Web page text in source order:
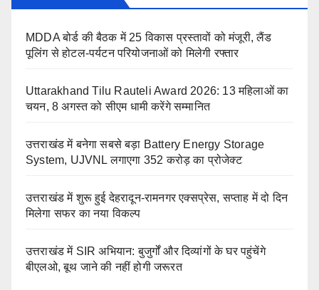
MDDA बोर्ड की बैठक में 25 विकास प्रस्तावों को मंजूरी, लैंड
पूलिंग से होटल-पर्यटन परियोजनाओं को मिलेगी रफ्तार
Uttarakhand Tilu Rauteli Award 2026: 13 महिलाओं का
चयन, 8 अगस्त को सीएम धामी करेंगे सम्मानित
उत्तराखंड में बनेगा सबसे बड़ा Battery Energy Storage
System, UJVNL लगाएगा 352 करोड़ का प्रोजेक्ट
उत्तराखंड में शुरू हुई देहरादून-रामनगर एक्सप्रेस, सप्ताह में दो दिन
मिलेगा सफर का नया विकल्प
उत्तराखंड में SIR अभियान: बुजुर्गों और दिव्यांगों के घर पहुंचेंगे
बीएलओ, बूथ जाने की नहीं होगी जरूरत